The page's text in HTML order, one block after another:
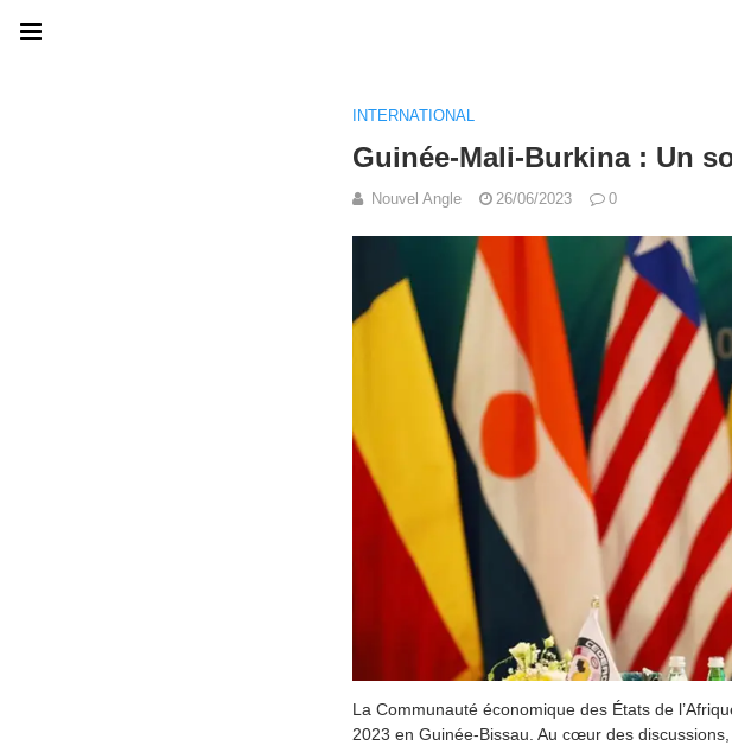
INTERNATIONAL
Guinée-Mali-Burkina : Un
Nouvel Angle 26/06/2023 0
La Communauté économique des États de
2023 en Guinée-Bissau. Au cœur des